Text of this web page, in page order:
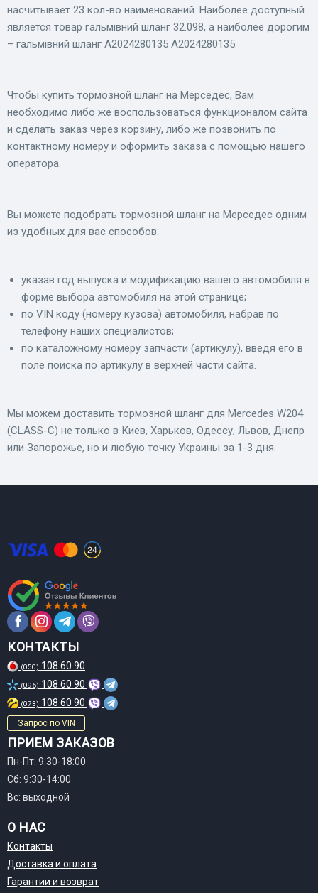
насчитывает 23 кол-во наименований. Наиболее доступный
является товар гальмівний шланг 32.098, а наиболее дорогим
– гальмівний шланг A2024280135 A2024280135.
Чтобы купить тормозной шланг на Мерседес, Вам
необходимо либо же воспользоваться функционалом сайта
и сделать заказ через корзину, либо же позвонить по
контактному номеру и оформить заказа с помощью нашего
оператора.
Вы можете подобрать тормозной шланг на Мерседес одним
из удобных для вас способов:
указав год выпуска и модификацию вашего автомобиля в
форме выбора автомобиля на этой странице;
по VIN коду (номеру кузова) автомобиля, набрав по
телефону наших специалистов;
по каталожному номеру запчасти (артикулу), введя его в
поле поиска по артикулу в верхней части сайта.
Мы можем доставить тормозной шланг для Mercedes W204
(CLASS-C) не только в Киев, Харьков, Одессу, Львов, Днепр
или Запорожье, но и любую точку Украины за 1-3 дня.
КОНТАКТЫ
(050) 108 60 90
(096) 108 60 90
(073) 108 60 90
Запрос по VIN
ПРИЕМ ЗАКАЗОВ
Пн-Пт: 9:30-18:00
Сб: 9:30-14:00
Вс: выходной
О НАС
Контакты
Доставка и оплата
Гарантии и возврат